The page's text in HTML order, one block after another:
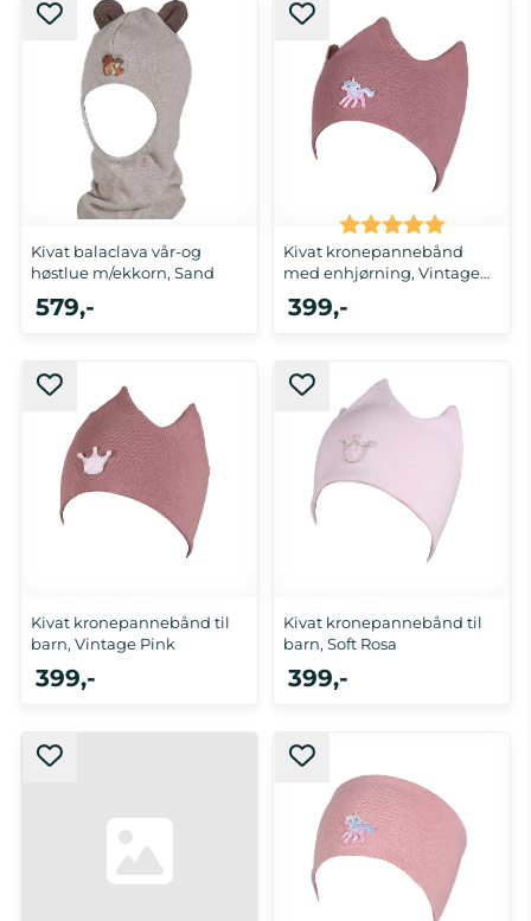
5-8 år 1-2 år, 2-4 år, 5-8 år
Kivat balaclava vår-og
høstlue m/ekkorn, Sand
1-2 år, 2-4 år, 5-8 år
579,-
Kivat kronepannebånd
med enhjørning, Vintage
Pink
5-8 år
399,-
Karakter: 5.0 av 5
Kivat kronepannebånd til
barn, Vintage Pink
399,-
Kivat kronepannebånd til
barn, Soft Rosa
399,-